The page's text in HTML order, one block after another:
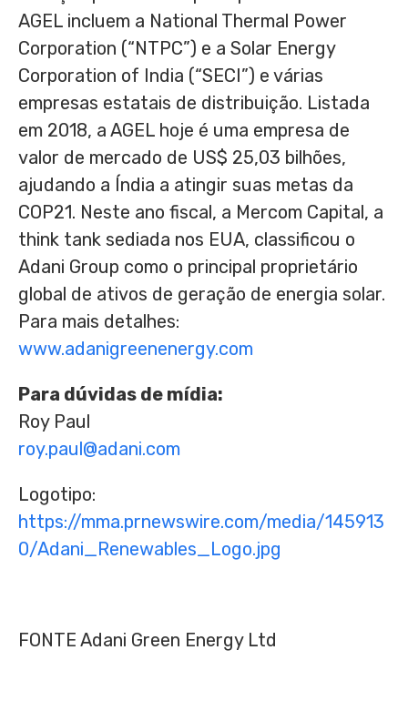
AGEL incluem a National Thermal Power
Corporation (“NTPC”) e a Solar Energy
Corporation of India (“SECI”) e várias
empresas estatais de distribuição. Listada
em 2018, a AGEL hoje é uma empresa de
valor de mercado de US$ 25,03 bilhões,
ajudando a Índia a atingir suas metas da
COP21. Neste ano fiscal, a Mercom Capital, a
think tank sediada nos EUA, classificou o
Adani Group como o principal proprietário
global de ativos de geração de energia solar.
Para mais detalhes:
www.adanigreenenergy.com
Para dúvidas de mídia:
Roy Paul
roy.paul@adani.com
Logotipo:
https://mma.prnewswire.com/media/145913
0/Adani_Renewables_Logo.jpg
FONTE Adani Green Energy Ltd